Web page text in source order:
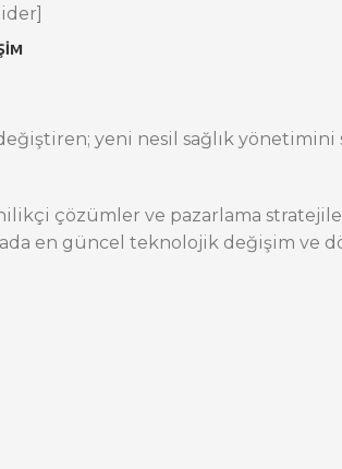
yeni nesil sağlık
çözümler ve pazarlama
en güncel teknolojik değişim ve